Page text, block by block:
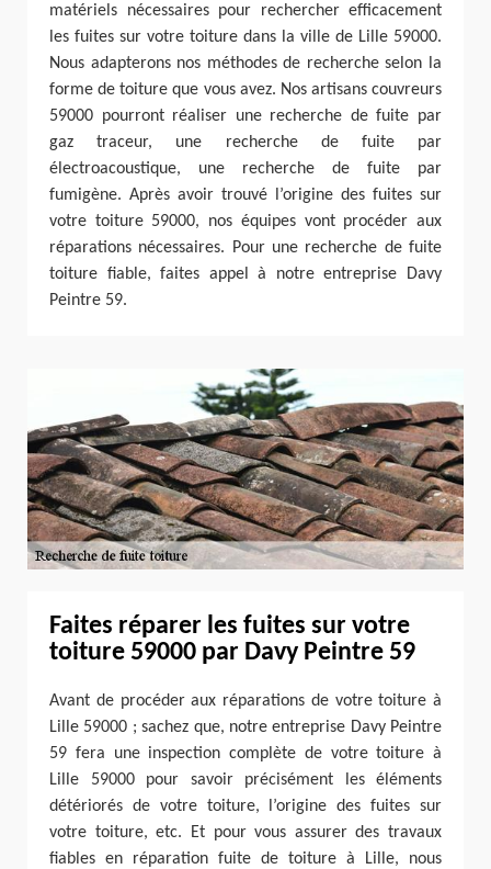
matériels nécessaires pour rechercher efficacement
les fuites sur votre toiture dans la ville de Lille 59000.
Nous adapterons nos méthodes de recherche selon la
forme de toiture que vous avez. Nos artisans couvreurs
59000 pourront réaliser une recherche de fuite par
gaz traceur, une recherche de fuite par
électroacoustique, une recherche de fuite par
fumigène. Après avoir trouvé l’origine des fuites sur
votre toiture 59000, nos équipes vont procéder aux
réparations nécessaires. Pour une recherche de fuite
toiture fiable, faites appel à notre entreprise Davy
Peintre 59.
Faites réparer les fuites sur votre
toiture 59000 par Davy Peintre 59
Avant de procéder aux réparations de votre toiture à
Lille 59000 ; sachez que, notre entreprise Davy Peintre
59 fera une inspection complète de votre toiture à
Lille 59000 pour savoir précisément les éléments
détériorés de votre toiture, l’origine des fuites sur
votre toiture, etc. Et pour vous assurer des travaux
fiables en réparation fuite de toiture à Lille, nous